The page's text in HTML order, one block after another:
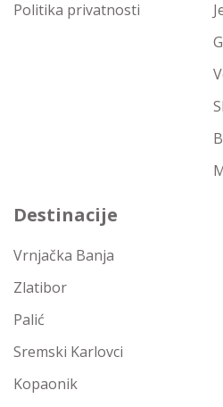
Politika privatnosti
Destinacije
Vrnjačka Banja
Zlatibor
Palić
Sremski Karlovci
Kopaonik